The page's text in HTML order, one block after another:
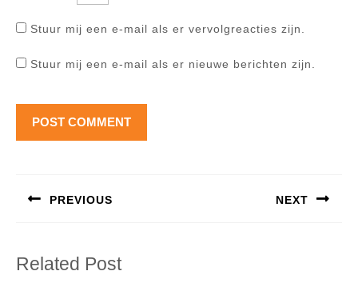
Stuur mij een e-mail als er vervolgreacties zijn.
Stuur mij een e-mail als er nieuwe berichten zijn.
PREVIOUS NEXT
Related Post